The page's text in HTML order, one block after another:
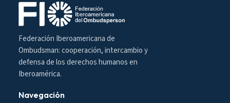
Federación Iberoamericana de
Ombudsman: cooperación, intercambio y
defensa de los derechos humanos en
Iberoamérica.
Navegación